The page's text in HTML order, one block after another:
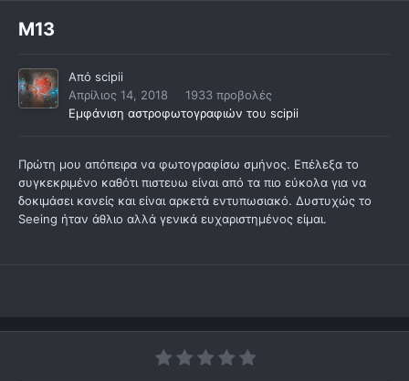
M13
Από scipii
Απρίλιος 14, 2018
1933 προβολές
Εμφάνιση αστροφωτογραφιών του scipii
Πρώτη μου απόπειρα να φωτογραφίσω σμήνος. Επέλεξα το
συγκεκριμένο καθότι πιστευω είναι από τα πιο εύκολα για να
δοκιμάσει κανείς και είναι αρκετά εντυπωσιακό. Δυστυχώς το
Seeing ήταν άθλιο αλλά γενικά ευχαριστημένος είμαι.